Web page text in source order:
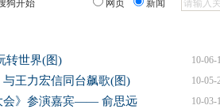
狗开始 网页 新闻
10-06-
转世界(图)
10-05-
王力宏信同台飙歌(图)
10-03-
会》参演嘉宾—— 俞思远